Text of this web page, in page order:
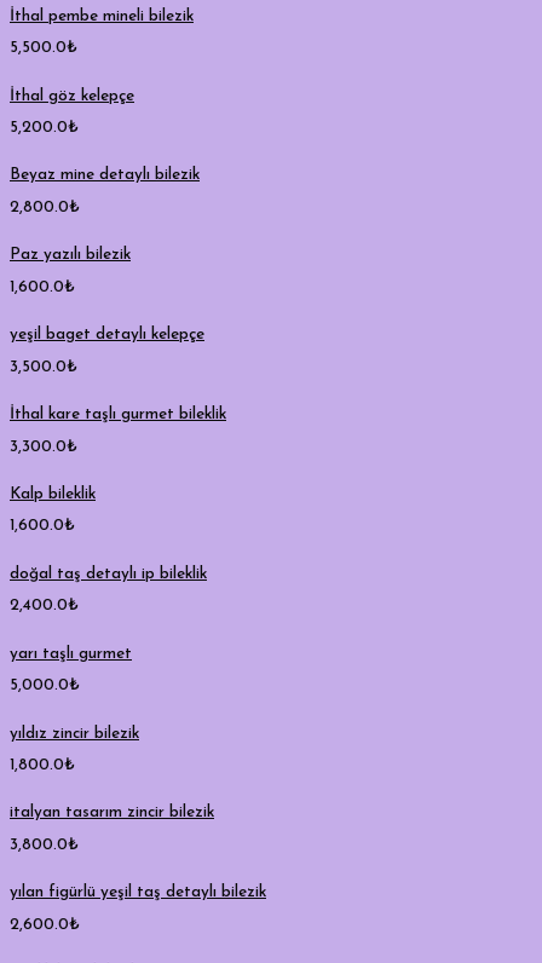
İthal pembe mineli bilezik
5,500.0₺
İthal göz kelepçe
5,200.0₺
Beyaz mine detaylı bilezik
2,800.0₺
Paz yazılı bilezik
1,600.0₺
yeşil baget detaylı kelepçe
3,500.0₺
İthal kare taşlı gurmet bileklik
3,300.0₺
Kalp bileklik
1,600.0₺
doğal taş detaylı ip bileklik
2,400.0₺
yarı taşlı gurmet
5,000.0₺
yıldız zincir bilezik
1,800.0₺
italyan tasarım zincir bilezik
3,800.0₺
yılan figürlü yeşil taş detaylı bilezik
2,600.0₺